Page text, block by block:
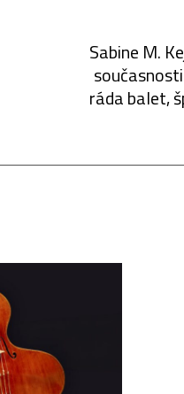
Sabine M.
ráda balet,